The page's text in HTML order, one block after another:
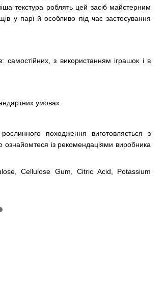
текстура роблять цей засіб майстерним
у парі й особливо під час застосування
самостійних, з використанням іграшок і в
умовах.
походження виготовляється з
ознайомтеся із рекомендаціями виробника
Cellulose Gum, Citric Acid, Potassium